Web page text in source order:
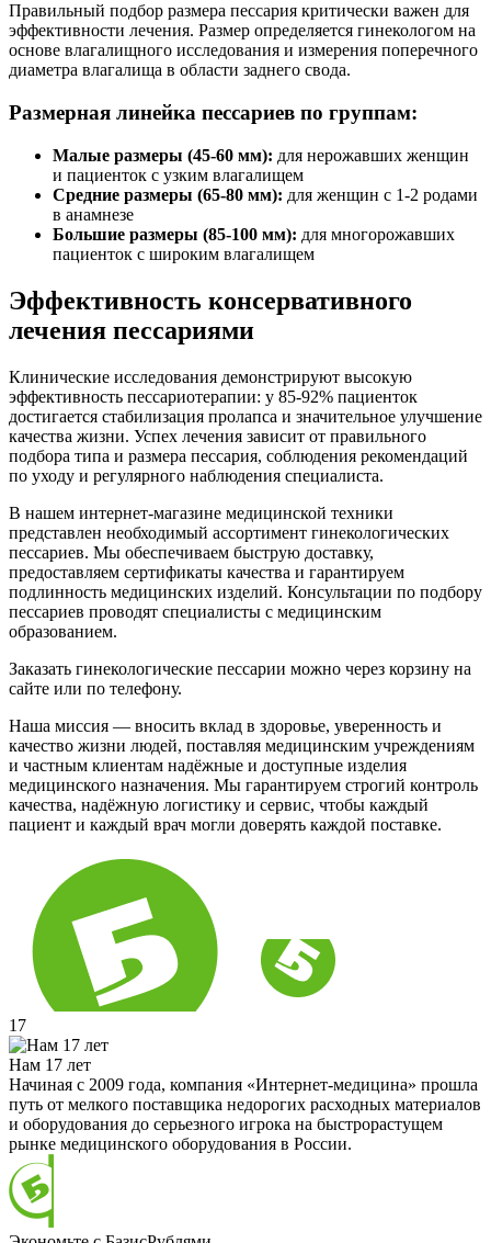
Правильный подбор размера пессария критически важен для
эффективности лечения. Размер определяется гинекологом на
основе влагалищного исследования и измерения поперечного
диаметра влагалища в области заднего свода.
Размерная линейка пессариев по группам:
Малые размеры (45-60 мм): для нерожавших женщин
и пациенток с узким влагалищем
Средние размеры (65-80 мм): для женщин с 1-2 родами
в анамнезе
Большие размеры (85-100 мм): для многорожавших
пациенток с широким влагалищем
Эффективность консервативного
лечения пессариями
Клинические исследования демонстрируют высокую
эффективность пессариотерапии: у 85-92% пациенток
достигается стабилизация пролапса и значительное улучшение
качества жизни. Успех лечения зависит от правильного
подбора типа и размера пессария, соблюдения рекомендаций
по уходу и регулярного наблюдения специалиста.
В нашем интернет-магазине медицинской техники
представлен необходимый ассортимент гинекологических
пессариев. Мы обеспечиваем быструю доставку,
предоставляем сертификаты качества и гарантируем
подлинность медицинских изделий. Консультации по подбору
пессариев проводят специалисты с медицинским
образованием.
Заказать гинекологические пессарии можно через корзину на
сайте или по телефону.
Наша миссия — вносить вклад в здоровье, уверенность и
качество жизни людей, поставляя медицинским учреждениям
и частным клиентам надёжные и доступные изделия
медицинского назначения. Мы гарантируем строгий контроль
качества, надёжную логистику и сервис, чтобы каждый
пациент и каждый врач могли доверять каждой поставке.
17
Нам 17 лет
Начиная с 2009 года, компания «Интернет-медицина» прошла
путь от мелкого поставщика недорогих расходных материалов
и оборудования до серьезного игрока на быстрорастущем
рынке медицинского оборудования в России.